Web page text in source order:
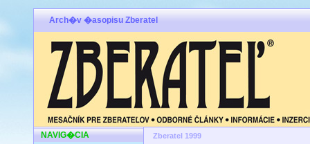
Arch�v �asopisu Zberatel
NAVIG�CIA Zberatel 1999